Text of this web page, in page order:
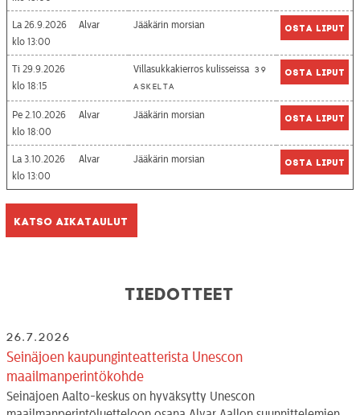
La 26.9.2026
13:00
Alvar Jääkärin morsian Osta liput
Ti 29.9.2026
18:15
Villasukkakierros kulisseissa 39
askelta
Osta liput
Pe 2.10.2026
18:00
Alvar Jääkärin morsian Osta liput
La 3.10.2026
13:00
Alvar Jääkärin morsian Osta liput
Katso aikataulut
Tiedotteet
26.7.2026
Seinäjoen kaupunginteatterista Unescon
maailmanperintökohde
Seinäjoen Aalto-keskus on hyväksytty Unescon